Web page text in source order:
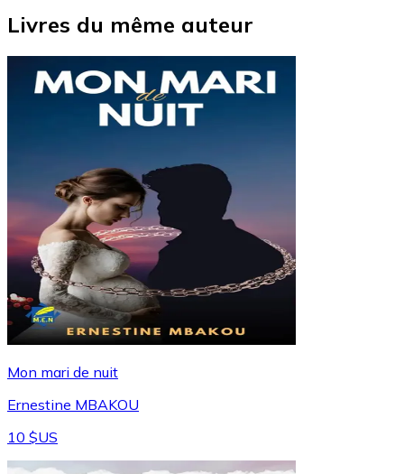
Livres du même auteur
Mon mari de nuit
Ernestine MBAKOU
10 $US